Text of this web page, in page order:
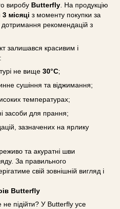
виробу Butterfly . На продукцію
3 місяці з моменту покупки за
рекомендацій з
залишався красивим і
не вище 30°C;
сушіння та віджимання;
температурах;
засоби для прання;
зазначених на ярлику
та акуратні шви
За правильного
свій зовнішній вигляд і
Butterfly
підійти? У Butterfly усе